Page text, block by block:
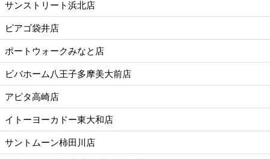
サンストリート浜北店
ピアゴ袋井店
ポートウォークみなと店
ビバホーム八王子多摩美大前店
アピタ高崎店
イトーヨーカドー東大和店
サントムーン柿田川店